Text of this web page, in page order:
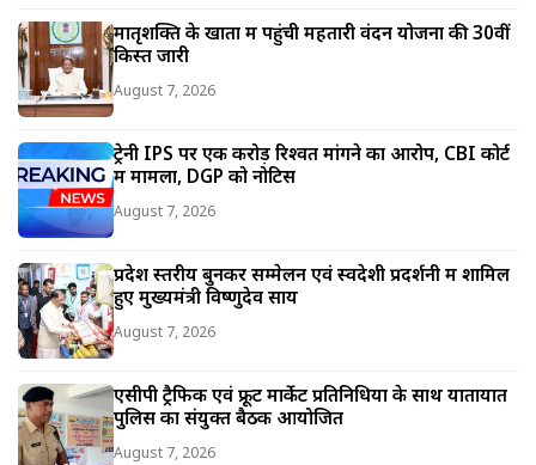
मातृशक्ति के खातों में पहुंची महतारी वंदन योजना की 30वीं
किस्त जारी
August 7, 2026
ट्रेनी IPS पर एक करोड़ रिश्वत मांगने का आरोप, CBI कोर्ट
में मामला, DGP को नोटिस
August 7, 2026
प्रदेश स्तरीय बुनकर सम्मेलन एवं स्वदेशी प्रदर्शनी में शामिल
हुए मुख्यमंत्री विष्णुदेव साय
August 7, 2026
एसीपी ट्रैफिक एवं फ्रूट मार्केट प्रतिनिधियों के साथ यातायात
पुलिस का संयुक्त बैठक आयोजित
August 7, 2026